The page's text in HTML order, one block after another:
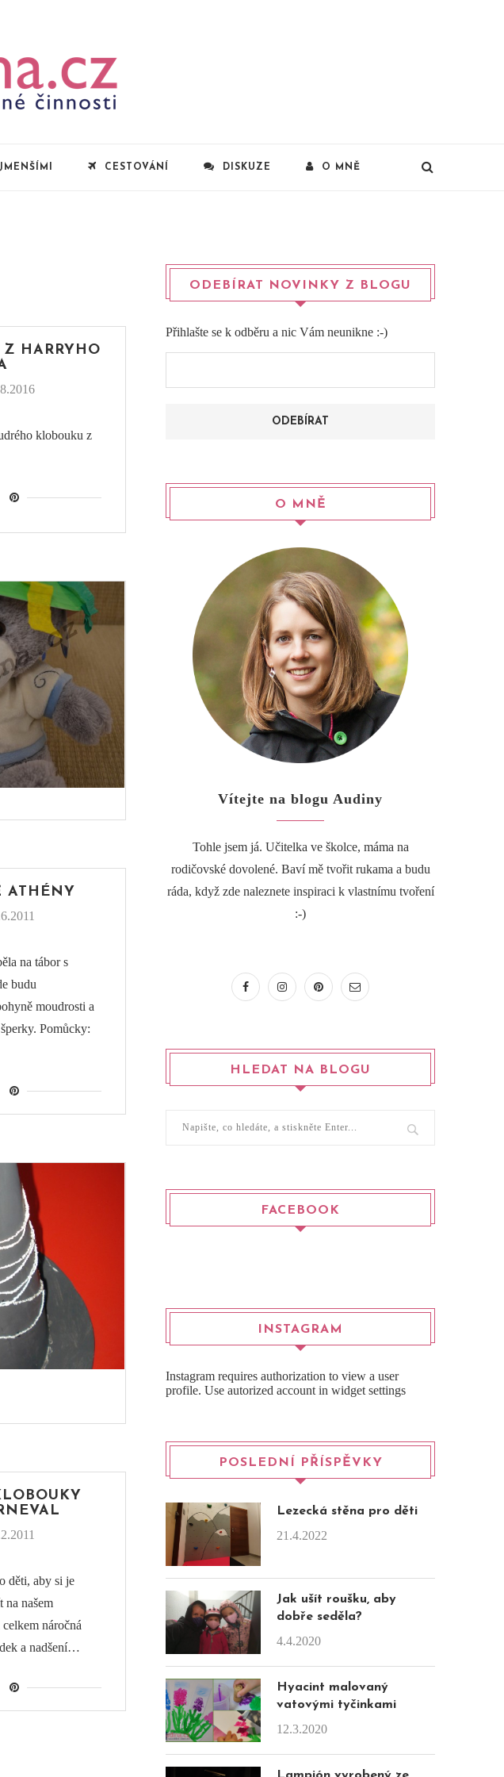
CESTOVÁNÍ DISKUZE O MNĚ
HARRYHO
klobouku z
ATHÉNY
na tábor s
budu
moudrosti a
Pomůcky:
děti, aby si je
na našem
náročná
a nadšení…
ODEBÍRAT NOVINKY Z BLOGU
Přihlašte se k odběru a nic Vám neunikne :-)
O MNĚ
Vítejte na blogu Audiny
Tohle jsem já. Učitelka ve školce, máma na
rodičovské dovolené. Baví mě tvořit rukama a budu
ráda, když zde naleznete inspiraci k vlastnímu tvoření
:-)
HLEDAT NA BLOGU
FACEBOOK
INSTAGRAM
Instagram requires authorization to view a user
profile. Use autorized account in widget settings
POSLEDNÍ PŘÍSPĚVKY
Lezecká stěna pro děti
21.4.2022
Jak ušít roušku, aby
dobře seděla?
4.4.2020
Hyacint malovaný
vatovými tyčinkami
12.3.2020